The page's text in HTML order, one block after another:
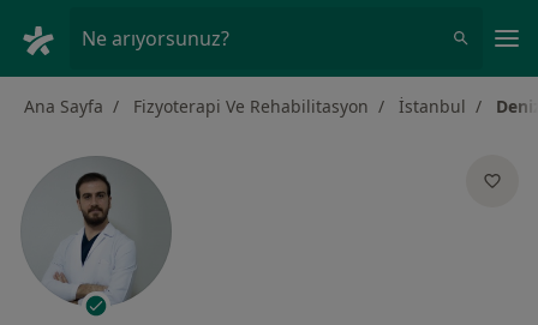
Ne arıyorsunuz?
Ana Sayfa Fizyoterapi Ve Rehabilitasyon İstanbul